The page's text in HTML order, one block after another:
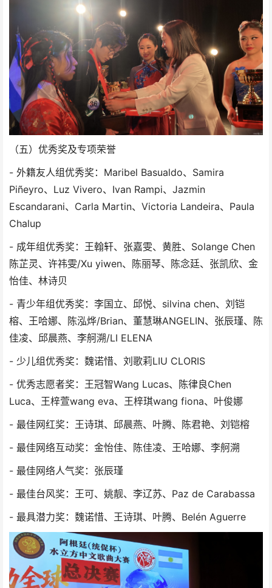
（五）优秀奖及专项荣誉
- 外籍友人组优秀奖：Maribel Basualdo、Samira
Piñeyro、Luz Vivero、Ivan Rampi、Jazmin
Escandarani、Carla Martin、Victoria Landeira、Paula
Chalup
- 成年组优秀奖：王翰轩、张嘉雯、黄胜、Solange Chen
陈芷灵、许祎雯/Xu yiwen、陈丽琴、陈念廷、张凯欣、金
怡佳、林诗贝
- 青少年组优秀奖：李国立、邱悦、silvina chen、刘铠
榕、王哈娜、陈泓烨/Brian、董慧琳ANGELIN、张辰瑾、陈
佳凌、邱晨燕、李舸溯/LI ELENA
- 少儿组优秀奖：魏诺惜、刘歌莉LIU CLORIS
- 优秀志愿者奖：王冠智Wang Lucas、陈律良Chen
Luca、王梓萱wang eva、王梓琪wang fiona、叶俊娜
- 最佳网红奖：王诗琪、邱晨燕、叶腾、陈君艳、刘铠榕
- 最佳网络互动奖：金怡佳、陈佳凌、王哈娜、李舸溯
- 最佳网络人气奖：张辰瑾
- 最佳台风奖：王可、姚靓、李辽苏、Paz de Carabassa
- 最具潜力奖：魏诺惜、王诗琪、叶腾、Belén Aguerre